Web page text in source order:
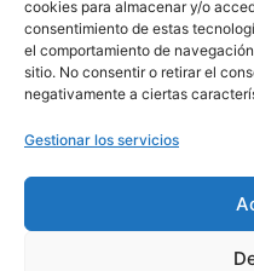
cookies para almacenar y/o
consentimiento de estas
el comportamiento de
sitio. No consentir o retirar el
negativamente a ciertas
Gestionar los servicios
autorizado por la
conRNSP 11424 Y